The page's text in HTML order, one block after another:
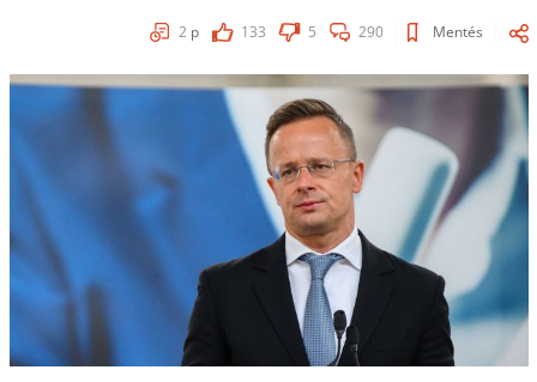
2 p 133 5 290 Mentés